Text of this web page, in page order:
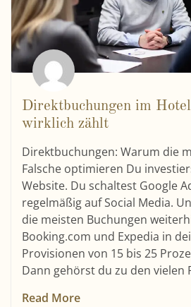
Direktbuchungen im
wirklich zählt
Direktbuchungen: Warum die
Falsche optimieren Du
Website. Du schaltest Google
regelmäßig auf Social Media.
die meisten Buchungen
Booking.com und Expedia in
Provisionen von 15 bis 25
Dann gehörst du zu den vielen
Read More